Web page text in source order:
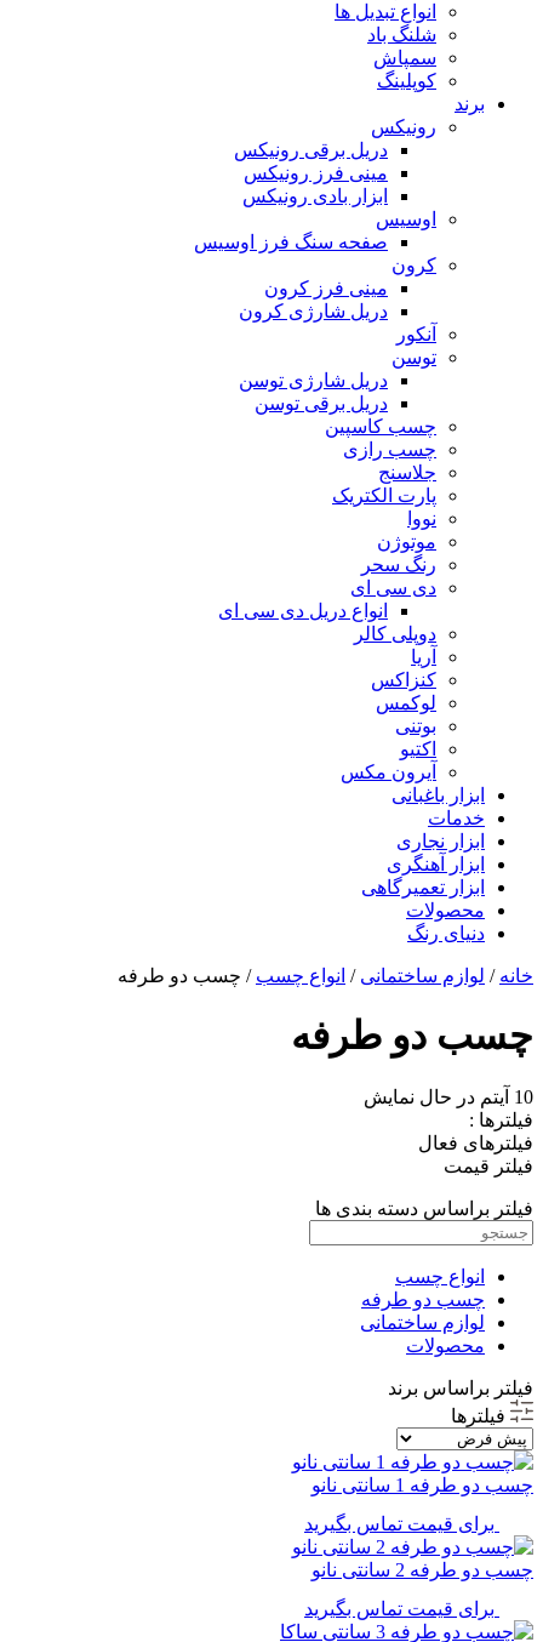
انواع تبدیل ها
شلنگ باد
سمپاش
کوپلینگ
برند
رونیکس
دریل برقی رونیکس
مینی فرز رونیکس
ابزار بادی رونیکس
اوسیس
صفحه سنگ فرز اوسیس
کرون
مینی فرز کرون
دریل شارژی کرون
آنکور
توسن
دریل شارژی توسن
دریل برقی توسن
چسب کاسپین
چسب رازی
جلاسنج
پارت الکتریک
نووا
موتوژن
رنگ سحر
دی سی ای
انواع دریل دی سی ای
دوپلی کالر
آریا
کنزاکس
لوکمس
بوتنی
اکتیو
آیرون مکس
ابزار باغبانی
خدمات
ابزار نجاری
ابزار آهنگری
ابزار تعمیرگاهی
محصولات
دنیای رنگ
خانه / لوازم ساختمانی / انواع چسب / چسب دو طرفه
چسب دو طرفه
10 آیتم
در حال نمایش
فیلترها :
فیلترهای فعال
فیلتر قیمت
فیلتر براساس دسته بندی ها
انواع چسب
چسب دو طرفه
لوازم ساختمانی
محصولات
فیلتر براساس برند
فیلترها
چسب دو طرفه 1 سانتی نانو
برای قیمت تماس بگیرید
چسب دو طرفه 2 سانتی نانو
برای قیمت تماس بگیرید